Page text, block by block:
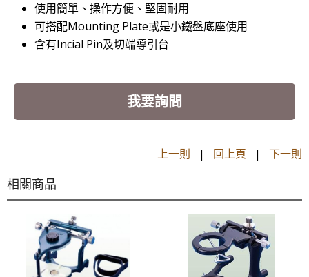
使用簡單、操作方便、堅固耐用
可搭配Mounting Plate或是小鐵盤底座使用
含有Incial Pin及切端導引台
我要詢問
上一則 | 回上頁 | 下一則
相關商品